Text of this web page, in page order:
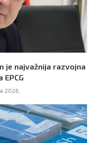
je najvažnija razvojna
2026,